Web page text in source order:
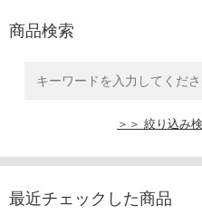
商品検索
＞＞ 絞り込み
最近チェックした商品